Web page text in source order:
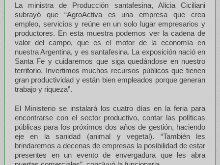
La ministra de Producción santafesina, Alicia Ciciliani
subrayó que “AgroActiva es una empresa que crea
empleo, servicios y reúne en un solo lugar empresarios y
productores. En esta muestra podemos ver la cadena de
valor del campo, que es el motor de la economía en
nuestra Argentina, y es santafesina. La exposición nació en
Santa Fe y cuidaremos que siga quedándose en nuestro
territorio. Invertimos muchos recursos públicos que tienen
gran productividad y están bien empleados porque generan
trabajo y riqueza”.
El Ministerio se instalará los cuatro días en la feria para
encontrarse con el sector productivo, contar las políticas
públicas para los próximos dos años de gestión, haciendo
eje en la sanidad (animal y vegetal). “También les
brindaremos a decenas de empresas la posibilidad de estar
presentes en un evento de envergadura que les abra